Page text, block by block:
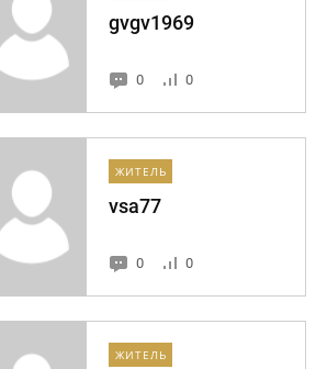
gvgv1969
0 0
ЖИТЕЛЬ
vsa77
0 0
ЖИТЕЛЬ